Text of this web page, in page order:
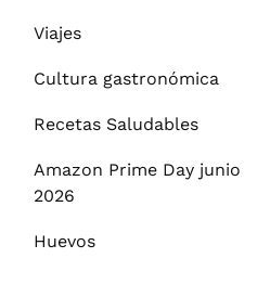
Viajes
Cultura gastronómica
Recetas Saludables
Amazon Prime Day junio
2026
Huevos